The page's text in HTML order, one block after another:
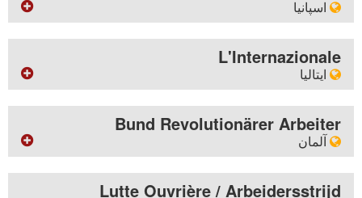
Türkçe yayınlar
Mensual LDC trilingüe (1986 - 1993)
Τα έγγραφα στην ελληνική γλώσσα
النصوص باللغة العربية
文字中文
سرمقاله
Workers' Fight workplace bulletin editorials
فصلی
Class Struggle
ماهانه
Workers' Fight monthly
بروشور
Internationalist Communist Forum
گاه گاهی
Other documents in English
وبسایت
http://www.sinifmucadelesi.net
ماهانه
Sınıf Mücadelesi
اسپانیا
آدرس
Apartado de Correos 10210 - Sevilla - Espagne
وبسایت
http://vozobrera.org
ایمیل
boletinvozobrera yahoo.es
Lucha de clase
L'Internazionale
ایتالیا
آدرس
Ass. L'Internazionale - Viale Ippolito Nievo, 32 - 57100
Livorno - Italia
وبسایت
http://www.linternazionale.it
Bund Revolutionärer Arbeiter
آلمان
آدرس
Das rote Tuch - Postfach 10 08 02 - 45008 Essen -
Lutte Ouvrière / Arbeidersstrijd